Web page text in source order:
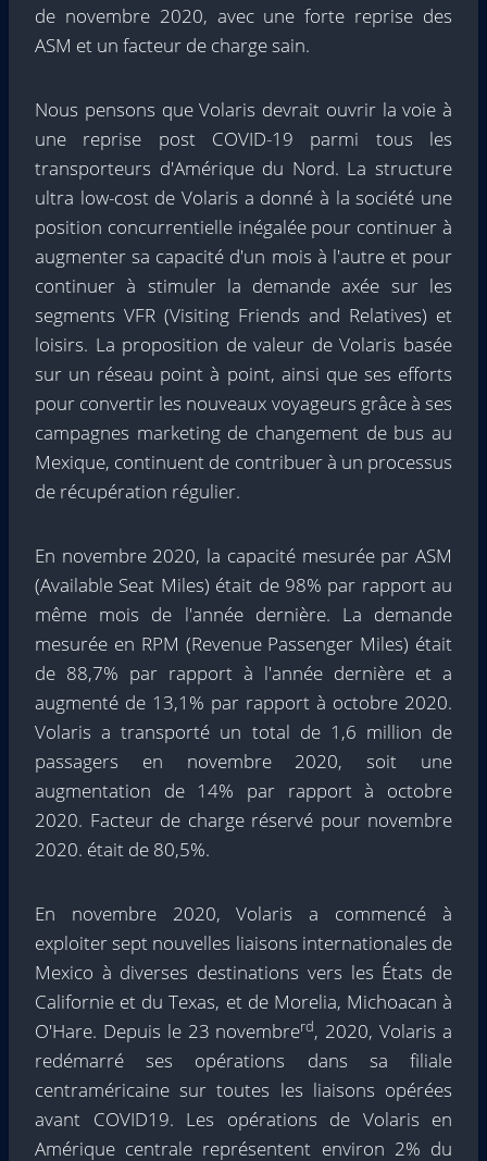
de novembre 2020, avec une forte reprise des
ASM et un facteur de charge sain.
Nous pensons que Volaris devrait ouvrir la voie à
une reprise post COVID-19 parmi tous les
transporteurs d'Amérique du Nord. La structure
ultra low-cost de Volaris a donné à la société une
position concurrentielle inégalée pour continuer à
augmenter sa capacité d'un mois à l'autre et pour
continuer à stimuler la demande axée sur les
segments VFR (Visiting Friends and Relatives) et
loisirs. La proposition de valeur de Volaris basée
sur un réseau point à point, ainsi que ses efforts
pour convertir les nouveaux voyageurs grâce à ses
campagnes marketing de changement de bus au
Mexique, continuent de contribuer à un processus
de récupération régulier.
En novembre 2020, la capacité mesurée par ASM
(Available Seat Miles) était de 98% par rapport au
même mois de l'année dernière. La demande
mesurée en RPM (Revenue Passenger Miles) était
de 88,7% par rapport à l'année dernière et a
augmenté de 13,1% par rapport à octobre 2020.
Volaris a transporté un total de 1,6 million de
passagers en novembre 2020, soit une
augmentation de 14% par rapport à octobre
2020. Facteur de charge réservé pour novembre
2020. était de 80,5%.
En novembre 2020, Volaris a commencé à
exploiter sept nouvelles liaisons internationales de
Mexico à diverses destinations vers les États de
Californie et du Texas, et de Morelia, Michoacan à
O'Hare. Depuis le 23 novembrerd, 2020, Volaris a
redémarré ses opérations dans sa filiale
centraméricaine sur toutes les liaisons opérées
avant COVID19. Les opérations de Volaris en
Amérique centrale représentent environ 2% du